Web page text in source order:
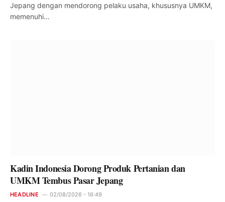
Jepang dengan mendorong pelaku usaha, khususnya UMKM,
memenuhi…
Kadin Indonesia Dorong Produk Pertanian dan
UMKM Tembus Pasar Jepang
HEADLINE 02/08/2026 - 16:49